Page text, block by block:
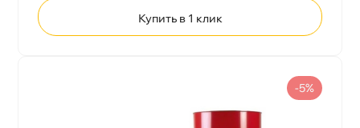
Купить в 1 клик
-5%